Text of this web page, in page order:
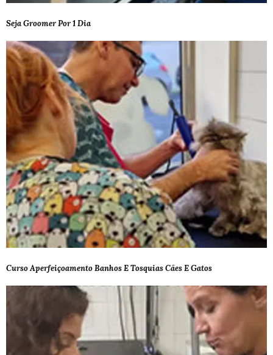
Seja Groomer Por 1 Dia
Curso Aperfeiçoamento Banhos E Tosquias Cães E Gatos